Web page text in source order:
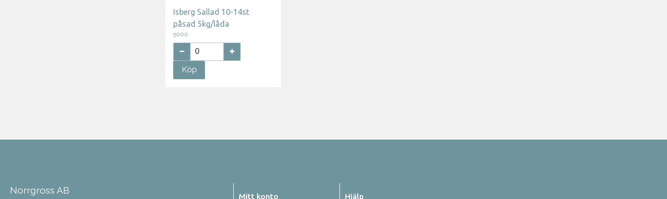
Isberg Sallad 10-14st
påsad 5kg/låda
5000
Köp
Norrgross AB
Mitt konto Hjälp